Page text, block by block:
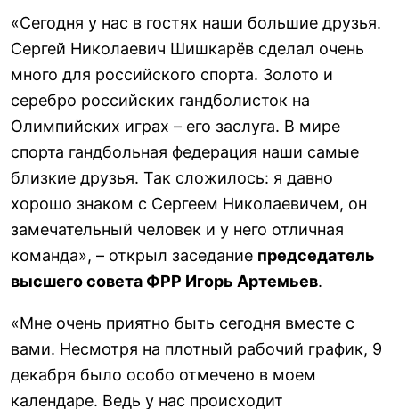
«Сегодня у нас в гостях наши большие друзья.
Сергей Николаевич Шишкарёв сделал очень
много для российского спорта. Золото и
серебро российских гандболисток на
Олимпийских играх – его заслуга. В мире
спорта гандбольная федерация наши самые
близкие друзья. Так сложилось: я давно
хорошо знаком с Сергеем Николаевичем, он
замечательный человек и у него отличная
команда», – открыл заседание председатель
высшего совета ФРР Игорь Артемьев.
«Мне очень приятно быть сегодня вместе с
вами. Несмотря на плотный рабочий график, 9
декабря было особо отмечено в моем
календаре. Ведь у нас происходит